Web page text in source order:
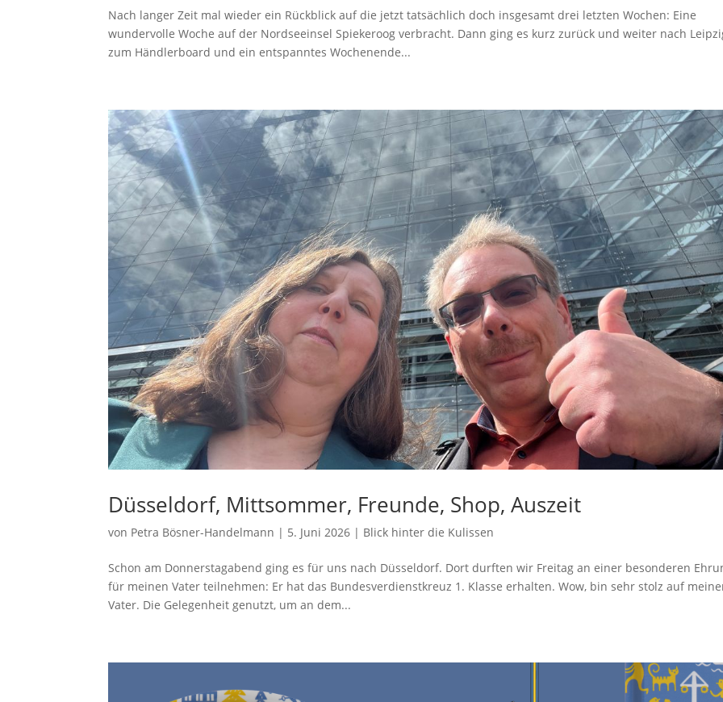
Nach langer Zeit mal wieder ein Rückblick auf die jetzt tatsächlich doch insgesamt drei letzten Wochen: Eine
wundervolle Woche auf der Nordseeinsel Spiekeroog verbracht. Dann ging es kurz zurück und weiter nach
zum Händlerboard und ein entspanntes Wochenende...
Düsseldorf, Mittsommer, Freunde, Shop, Auszeit
von Petra Bösner-Handelmann | 5. Juni 2026 | Blick hinter die Kulissen
Schon am Donnerstagabend ging es für uns nach Düsseldorf. Dort durften wir Freitag an einer besonderen
für meinen Vater teilnehmen: Er hat das Bundesverdienstkreuz 1. Klasse erhalten. Wow, bin sehr stolz auf
Vater. Die Gelegenheit genutzt, um an dem...